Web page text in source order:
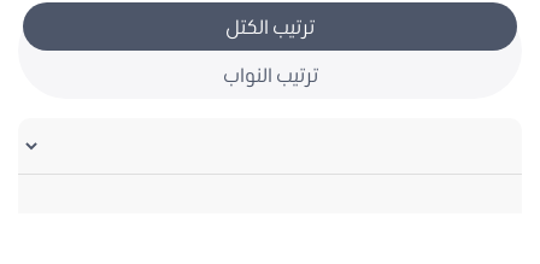
ترتيب الكتل
ترتيب النواب